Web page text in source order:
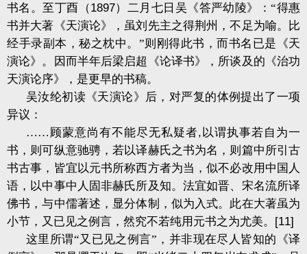
书名。至丁酉（1897）二月七日吴《答严幼陵》：“得惠
书并大著《天演论》，虽刘先主之得荆州，不足为喻。比
经手录副本，秘之枕中。”则刚得此书，而书名已是《天
演论》。因而半年后梁启超《论译书》，所谈及的《治功
天演论序》，是更早的书稿。
吴汝纶初读《天演论》后，对严复的体例提出了一项
异议：
……顾蒙意尚有不能尽无私疑者,以谓执事若自为一
书，则可纵意驰骋，若以译赫氏之书为名，则篇中所引古
书古事，皆宜以元书所称西方者为当，似不必改用中国人
语，以中事中人固非赫氏所及知。法宜如晋、宋名流所译
佛书，与中儒著述，显分体制，似为入式。此在大著虽为
小节，又已见之例言，然究不若纯用元书之为尤美。 [11]
这里所谓“又已见之例言”，并非现在尽人皆知的《译